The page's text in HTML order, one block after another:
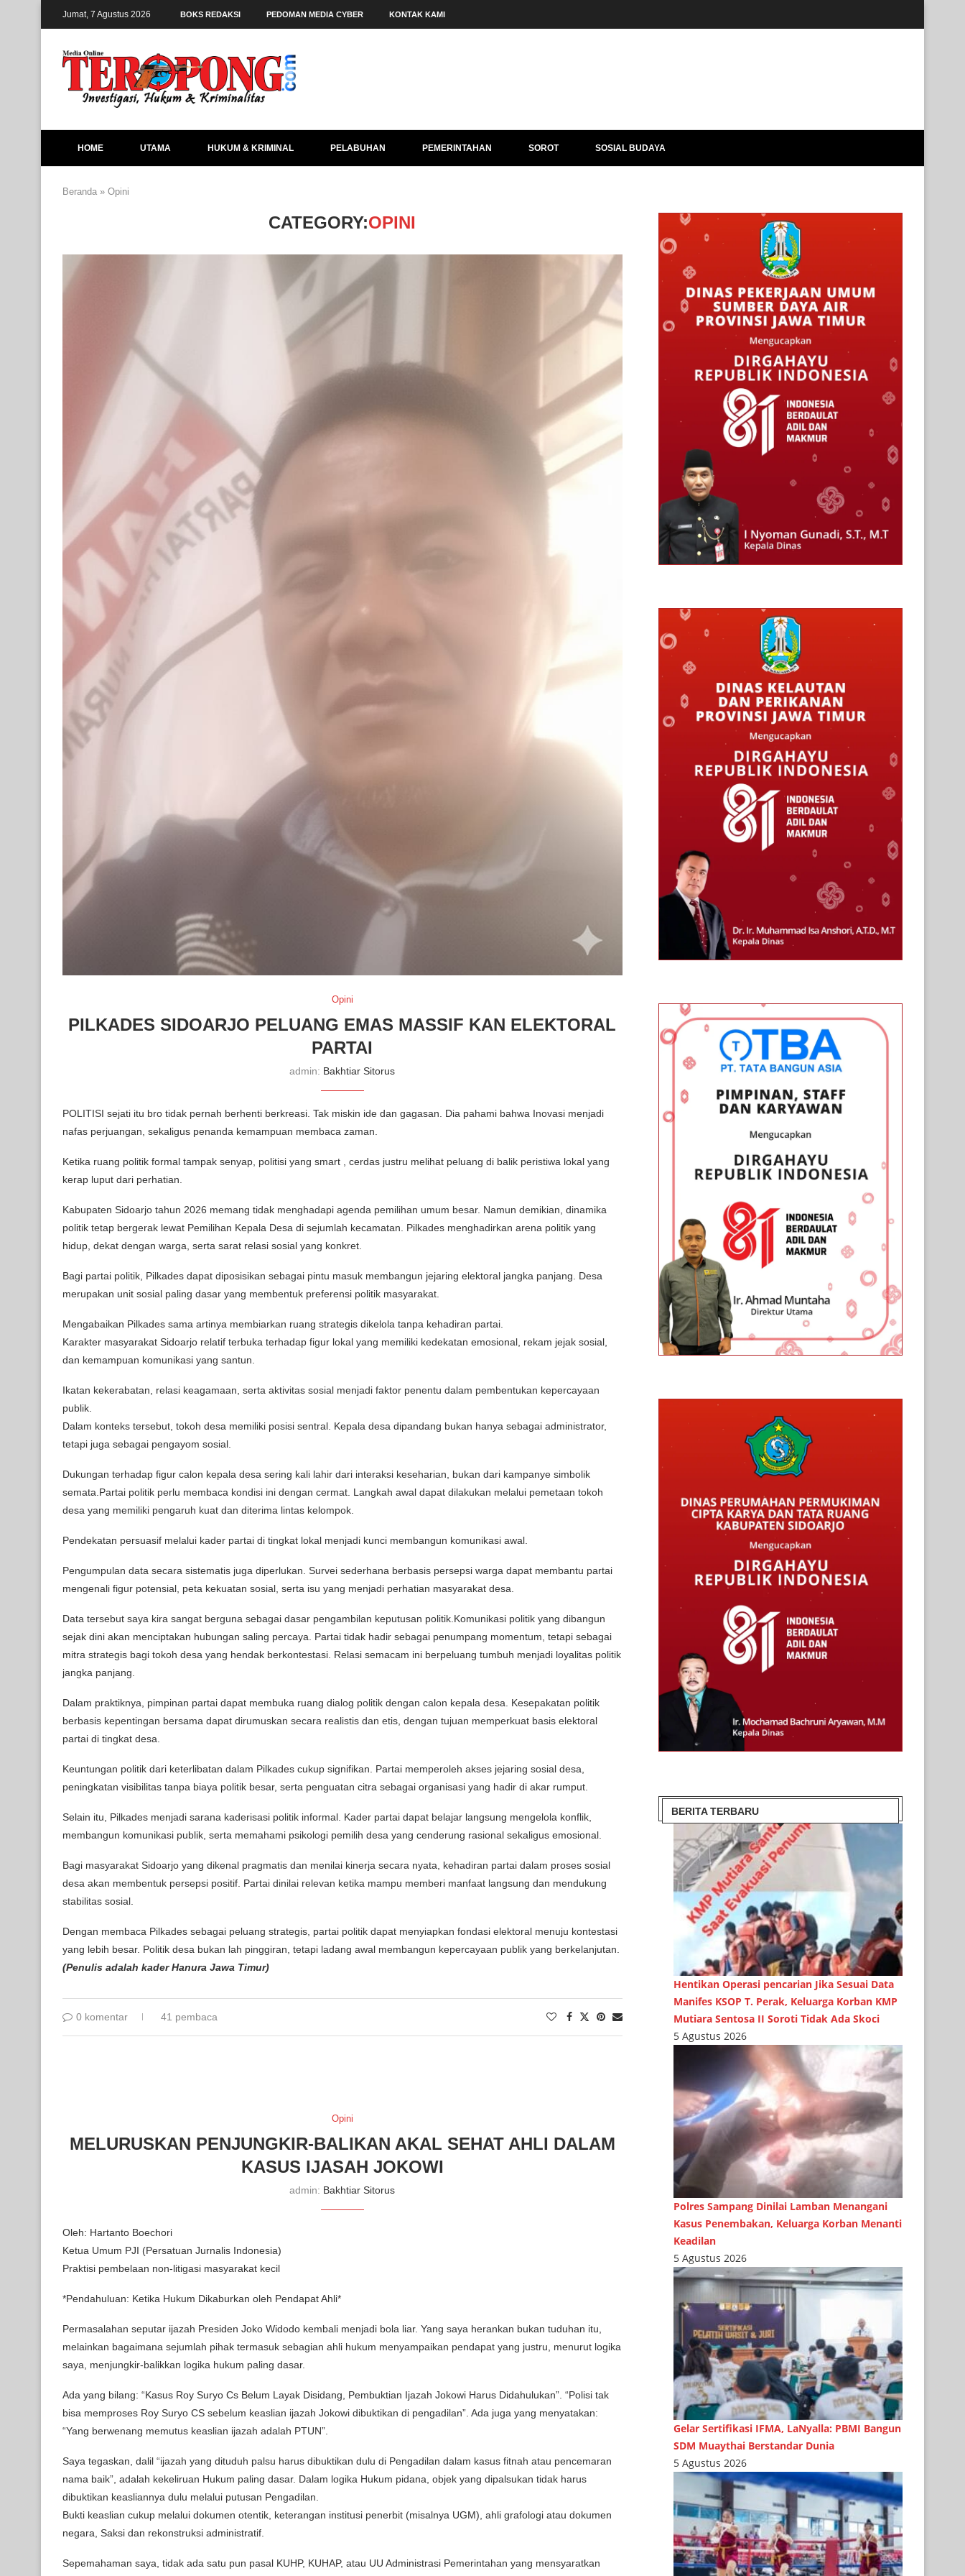
Jumat, 7 Agustus 2026 BOKS REDAKSI PEDOMAN MEDIA CYBER KONTAK KAMI
HOME UTAMA HUKUM & KRIMINAL PELABUHAN PEMERINTAHAN SOROT SOSIAL BUDAYA
Beranda » Opini
CATEGORY:OPINI
Opini
PILKADES SIDOARJO PELUANG EMAS MASSIF KAN ELEKTORAL
PARTAI
admin: Bakhtiar Sitorus
POLITISI sejati itu bro tidak pernah berhenti berkreasi. Tak miskin ide dan gagasan. Dia pahami bahwa Inovasi menjadi
nafas perjuangan, sekaligus penanda kemampuan membaca zaman.
Ketika ruang politik formal tampak senyap, politisi yang smart , cerdas justru melihat peluang di balik peristiwa lokal yang
kerap luput dari perhatian.
Kabupaten Sidoarjo tahun 2026 memang tidak menghadapi agenda pemilihan umum besar. Namun demikian, dinamika
politik tetap bergerak lewat Pemilihan Kepala Desa di sejumlah kecamatan. Pilkades menghadirkan arena politik yang
hidup, dekat dengan warga, serta sarat relasi sosial yang konkret.
Bagi partai politik, Pilkades dapat diposisikan sebagai pintu masuk membangun jejaring elektoral jangka panjang. Desa
merupakan unit sosial paling dasar yang membentuk preferensi politik masyarakat.
Mengabaikan Pilkades sama artinya membiarkan ruang strategis dikelola tanpa kehadiran partai.
Karakter masyarakat Sidoarjo relatif terbuka terhadap figur lokal yang memiliki kedekatan emosional, rekam jejak sosial,
dan kemampuan komunikasi yang santun.
Ikatan kekerabatan, relasi keagamaan, serta aktivitas sosial menjadi faktor penentu dalam pembentukan kepercayaan
publik.
Dalam konteks tersebut, tokoh desa memiliki posisi sentral. Kepala desa dipandang bukan hanya sebagai administrator,
tetapi juga sebagai pengayom sosial.
Dukungan terhadap figur calon kepala desa sering kali lahir dari interaksi keseharian, bukan dari kampanye simbolik
semata.Partai politik perlu membaca kondisi ini dengan cermat. Langkah awal dapat dilakukan melalui pemetaan tokoh
desa yang memiliki pengaruh kuat dan diterima lintas kelompok.
Pendekatan persuasif melalui kader partai di tingkat lokal menjadi kunci membangun komunikasi awal.
Pengumpulan data secara sistematis juga diperlukan. Survei sederhana berbasis persepsi warga dapat membantu partai
mengenali figur potensial, peta kekuatan sosial, serta isu yang menjadi perhatian masyarakat desa.
Data tersebut saya kira sangat berguna sebagai dasar pengambilan keputusan politik.Komunikasi politik yang dibangun
sejak dini akan menciptakan hubungan saling percaya. Partai tidak hadir sebagai penumpang momentum, tetapi sebagai
mitra strategis bagi tokoh desa yang hendak berkontestasi. Relasi semacam ini berpeluang tumbuh menjadi loyalitas politik
jangka panjang.
Dalam praktiknya, pimpinan partai dapat membuka ruang dialog politik dengan calon kepala desa. Kesepakatan politik
berbasis kepentingan bersama dapat dirumuskan secara realistis dan etis, dengan tujuan memperkuat basis elektoral
partai di tingkat desa.
Keuntungan politik dari keterlibatan dalam Pilkades cukup signifikan. Partai memperoleh akses jejaring sosial desa,
peningkatan visibilitas tanpa biaya politik besar, serta penguatan citra sebagai organisasi yang hadir di akar rumput.
Selain itu, Pilkades menjadi sarana kaderisasi politik informal. Kader partai dapat belajar langsung mengelola konflik,
membangun komunikasi publik, serta memahami psikologi pemilih desa yang cenderung rasional sekaligus emosional.
Bagi masyarakat Sidoarjo yang dikenal pragmatis dan menilai kinerja secara nyata, kehadiran partai dalam proses sosial
desa akan membentuk persepsi positif. Partai dinilai relevan ketika mampu memberi manfaat langsung dan mendukung
stabilitas sosial.
Dengan membaca Pilkades sebagai peluang strategis, partai politik dapat menyiapkan fondasi elektoral menuju kontestasi
yang lebih besar. Politik desa bukan lah pinggiran, tetapi ladang awal membangun kepercayaan publik yang berkelanjutan.
(Penulis adalah kader Hanura Jawa Timur)
0 komentar 41 pembaca
Opini
MELURUSKAN PENJUNGKIR-BALIKAN AKAL SEHAT AHLI DALAM
KASUS IJASAH JOKOWI
admin: Bakhtiar Sitorus
Oleh: Hartanto Boechori
Ketua Umum PJI (Persatuan Jurnalis Indonesia)
Praktisi pembelaan non-litigasi masyarakat kecil
*Pendahuluan: Ketika Hukum Dikaburkan oleh Pendapat Ahli*
Permasalahan seputar ijazah Presiden Joko Widodo kembali menjadi bola liar. Yang saya herankan bukan tuduhan itu,
melainkan bagaimana sejumlah pihak termasuk sebagian ahli hukum menyampaikan pendapat yang justru, menurut logika
saya, menjungkir-balikkan logika hukum paling dasar.
Ada yang bilang: “Kasus Roy Suryo Cs Belum Layak Disidang, Pembuktian Ijazah Jokowi Harus Didahulukan”. “Polisi tak
bisa memproses Roy Suryo CS sebelum keaslian ijazah Jokowi dibuktikan di pengadilan”. Ada juga yang menyatakan:
“Yang berwenang memutus keaslian ijazah adalah PTUN”.
Saya tegaskan, dalil “ijazah yang dituduh palsu harus dibuktikan dulu di Pengadilan dalam kasus fitnah atau pencemaran
nama baik”, adalah kekeliruan Hukum paling dasar. Dalam logika Hukum pidana, objek yang dipalsukan tidak harus
dibuktikan keasliannya dulu melalui putusan Pengadilan.
Bukti keaslian cukup melalui dokumen otentik, keterangan institusi penerbit (misalnya UGM), ahli grafologi atau dokumen
negara, Saksi dan rekonstruksi administratif.
Sepemahaman saya, tidak ada satu pun pasal KUHP, KUHAP, atau UU Administrasi Pemerintahan yang mensyaratkan
BERITA TERBARU
Hentikan Operasi pencarian Jika Sesuai Data
Manifes KSOP T. Perak, Keluarga Korban KMP
Mutiara Sentosa II Soroti Tidak Ada Skoci
5 Agustus 2026
Polres Sampang Dinilai Lamban Menangani
Kasus Penembakan, Keluarga Korban Menanti
Keadilan
5 Agustus 2026
Gelar Sertifikasi IFMA, LaNyalla: PBMI Bangun
SDM Muaythai Berstandar Dunia
5 Agustus 2026